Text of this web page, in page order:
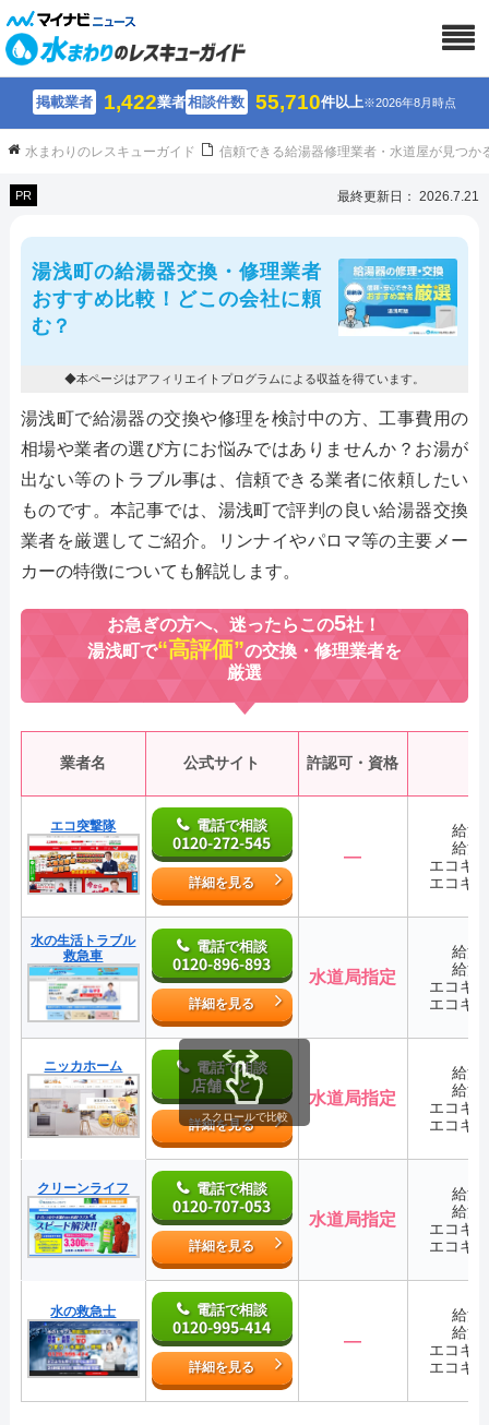
掲載業者 1,422業者相談件数 55,710件以上※2026年8月時点
水まわりのレスキューガイド 信頼できる給湯器修理業者・水道屋が見つか
PR 最終更新日： 2026.7.21
湯浅町の給湯器交換・修理業者
おすすめ比較！どこの会社に頼
む？
◆本ページはアフィリエイトプログラムによる収益を得ています。
湯浅町で給湯器の交換や修理を検討中の方、工事費用の
相場や業者の選び方にお悩みではありませんか？お湯が
出ない等のトラブル事は、信頼できる業者に依頼したい
ものです。本記事では、湯浅町で評判の良い給湯器交換
業者を厳選してご紹介。リンナイやパロマ等の主要メー
カーの特徴についても解説します。
お急ぎの方へ、迷ったらこの5社！
湯浅町で“高評価”の交換・修理業者を
厳選
業者名 公式サイト 許認可・資格
エコ突撃隊 電話で相談
0120-272-545
詳細を見る
―
給湯
給湯
エコキ
エコキ
水の生活トラブル
救急車
電話で相談
0120-896-893
詳細を見る
水道局指定
給湯
給湯
エコキ
エコキ
ニッカホーム 電話で相談
店舗ごと
詳細を見る
水道局指定
給湯
給湯
エコキ
エコキ
クリーンライフ 電話で相談
0120-707-053
詳細を見る
水道局指定
給湯
給湯
エコキ
エコキ
水の救急士 電話で相談
0120-995-414
詳細を見る
―
給湯
給湯
エコキ
エコキ
スクロールで比較